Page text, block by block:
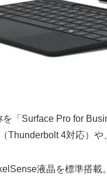
「Surface Pro for
Thunderbolt 4対応）
液晶を標準搭載